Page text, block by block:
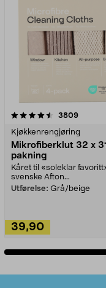
3809
Kjøkkenrengjøring
Mikrofiberklut 32 x
pakning
Kåret til «soleklar
svenske Afton...
Utførelse: Grå/beige
39,90
4.5av 5 stjerner